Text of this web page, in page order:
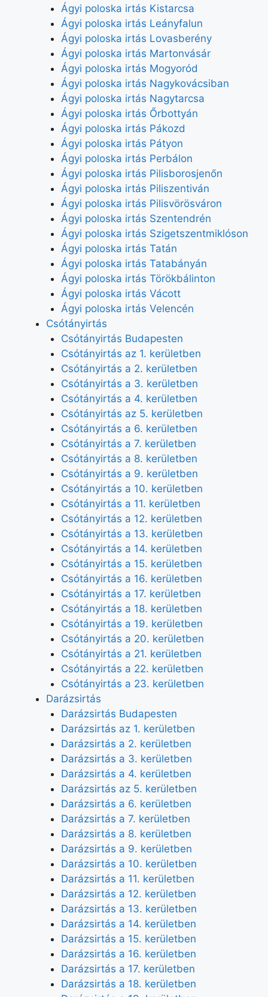
Ágyi poloska irtás Kistarcsa
Ágyi poloska irtás Leányfalun
Ágyi poloska irtás Lovasberény
Ágyi poloska irtás Martonvásár
Ágyi poloska irtás Mogyoród
Ágyi poloska irtás Nagykovácsiban
Ágyi poloska irtás Nagytarcsa
Ágyi poloska irtás Őrbottyán
Ágyi poloska irtás Pákozd
Ágyi poloska irtás Pátyon
Ágyi poloska irtás Perbálon
Ágyi poloska irtás Pilisborosjenőn
Ágyi poloska irtás Piliszentiván
Ágyi poloska irtás Pilisvörösváron
Ágyi poloska irtás Szentendrén
Ágyi poloska irtás Szigetszentmiklóson
Ágyi poloska irtás Tatán
Ágyi poloska irtás Tatabányán
Ágyi poloska irtás Törökbálinton
Ágyi poloska irtás Vácott
Ágyi poloska irtás Velencén
Csótányirtás
Csótányirtás Budapesten
Csótányirtás az 1. kerületben
Csótányirtás a 2. kerületben
Csótányirtás a 3. kerületben
Csótányirtás a 4. kerületben
Csótányirtás az 5. kerületben
Csótányirtás a 6. kerületben
Csótányirtás a 7. kerületben
Csótányirtás a 8. kerületben
Csótányirtás a 9. kerületben
Csótányirtás a 10. kerületben
Csótányirtás a 11. kerületben
Csótányirtás a 12. kerületben
Csótányirtás a 13. kerületben
Csótányirtás a 14. kerületben
Csótányirtás a 15. kerületben
Csótányirtás a 16. kerületben
Csótányirtás a 17. kerületben
Csótányirtás a 18. kerületben
Csótányirtás a 19. kerületben
Csótányirtás a 20. kerületben
Csótányirtás a 21. kerületben
Csótányirtás a 22. kerületben
Csótányirtás a 23. kerületben
Darázsirtás
Darázsirtás Budapesten
Darázsirtás az 1. kerületben
Darázsirtás a 2. kerületben
Darázsirtás a 3. kerületben
Darázsirtás a 4. kerületben
Darázsirtás az 5. kerületben
Darázsirtás a 6. kerületben
Darázsirtás a 7. kerületben
Darázsirtás a 8. kerületben
Darázsirtás a 9. kerületben
Darázsirtás a 10. kerületben
Darázsirtás a 11. kerületben
Darázsirtás a 12. kerületben
Darázsirtás a 13. kerületben
Darázsirtás a 14. kerületben
Darázsirtás a 15. kerületben
Darázsirtás a 16. kerületben
Darázsirtás a 17. kerületben
Darázsirtás a 18. kerületben